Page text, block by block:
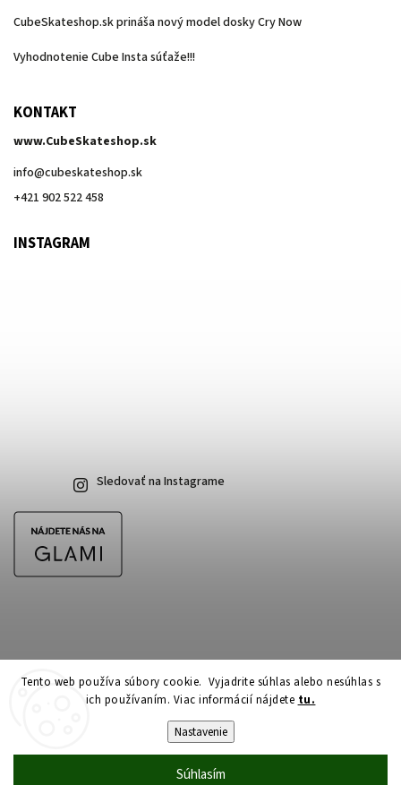
Tento web používa súbory cookie. Vyjadrite súhlas alebo nesúhlas s
ich používaním. Viac informácií nájdete tu.
Nastavenie
Súhlasím
CubeSkateshop.sk prináša nový model dosky Cry Now
Vyhodnotenie Cube Insta súťaže!!!
KONTAKT
www.CubeSkateshop.sk
info@cubeskateshop.sk
+421 902 522 458
INSTAGRAM
Sledovať na Instagrame
Copyright 2026CubeSkateshop.sk. Všetky práva vyhradené.
Upraviť nastavenie cookies
Shoptet| Design